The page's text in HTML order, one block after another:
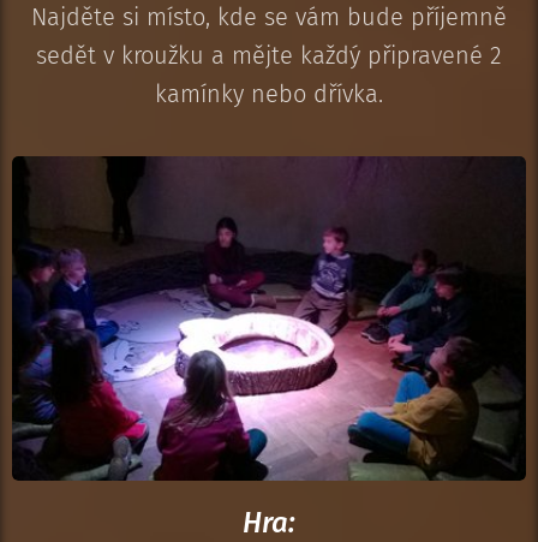
Najděte si místo, kde se vám bude příjemně
sedět v kroužku a mějte každý připravené 2
kamínky nebo dřívka.
Hra: